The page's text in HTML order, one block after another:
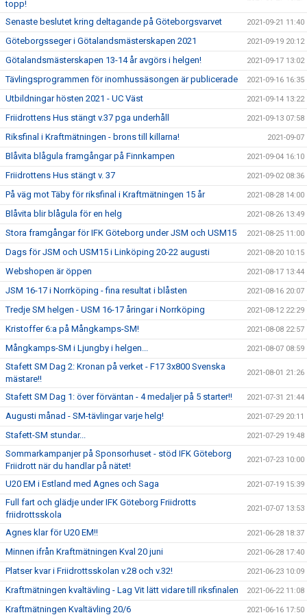
topp!
Senaste beslutet kring deltagande på Göteborgsvarvet 2021-09-21 11:40
Göteborgsseger i Götalandsmästerskapen 2021 2021-09-19 20:12
Götalandsmästerskapen 13-14 år avgörs i helgen! 2021-09-17 13:02
Tävlingsprogrammen för inomhussäsongen är publicerade 2021-09-16 16:35
Utbildningar hösten 2021 - UC Väst 2021-09-14 13:22
Friidrottens Hus stängt v.37 pga underhåll 2021-09-13 07:58
Riksfinal i Kraftmätningen - brons till killarna! 2021-09-07
Blåvita blågula framgångar på Finnkampen 2021-09-04 16:10
Friidrottens Hus stängt v. 37 2021-09-02 08:36
På väg mot Täby för riksfinal i Kraftmätningen 15 år 2021-08-28 14:00
Blåvita blir blågula för en helg 2021-08-26 13:49
Stora framgångar för IFK Göteborg under JSM och USM15 2021-08-25 11:00
Dags för JSM och USM15 i Linköping 20-22 augusti 2021-08-20 10:15
Webshopen är öppen 2021-08-17 13:44
JSM 16-17 i Norrköping - fina resultat i blåsten 2021-08-16 20:07
Tredje SM helgen - USM 16-17 åringar i Norrköping 2021-08-12 22:29
Kristoffer 6:a på Mångkamps-SM! 2021-08-08 22:57
Mångkamps-SM i Ljungby i helgen... 2021-08-07 08:59
Stafett SM Dag 2: Kronan på verket - F17 3x800 Svenska
mästare!!
2021-08-01 21:26
Stafett SM Dag 1: över förväntan - 4 medaljer på 5 starter!! 2021-07-31 21:44
Augusti månad - SM-tävlingar varje helg! 2021-07-29 20:11
Stafett-SM stundar... 2021-07-29 19:48
Sommarkampanjer på Sponsorhuset - stöd IFK Göteborg
Friidrott när du handlar på nätet!
2021-07-23 10:00
U20 EM i Estland med Agnes och Saga 2021-07-19 15:39
Full fart och glädje under IFK Göteborg Friidrotts
friidrottsskola
2021-07-07 13:53
Agnes klar för U20 EM!! 2021-06-28 18:37
Minnen ifrån Kraftmätningen Kval 20 juni 2021-06-28 17:40
Platser kvar i Friidrottsskolan v.28 och v.32! 2021-06-23 10:09
Kraftmätningen kvaltävling - Lag Vit lätt vidare till riksfinalen 2021-06-22 11:08
Kraftmätningen Kvaltävling 20/6 2021-06-16 17:50